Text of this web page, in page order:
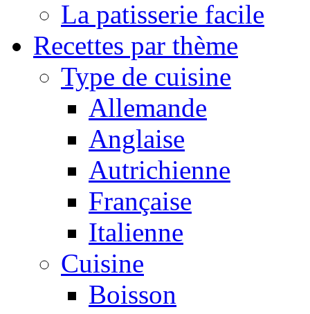
La patisserie facile
Recettes par thème
Type de cuisine
Allemande
Anglaise
Autrichienne
Française
Italienne
Cuisine
Boisson